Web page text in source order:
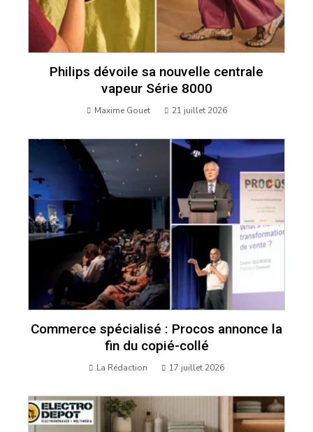
Philips dévoile sa nouvelle centrale
vapeur Série 8000
Maxime Gouet 21 juillet 2026
Commerce spécialisé : Procos annonce la
fin du copié-collé
La Rédaction 17 juillet 2026